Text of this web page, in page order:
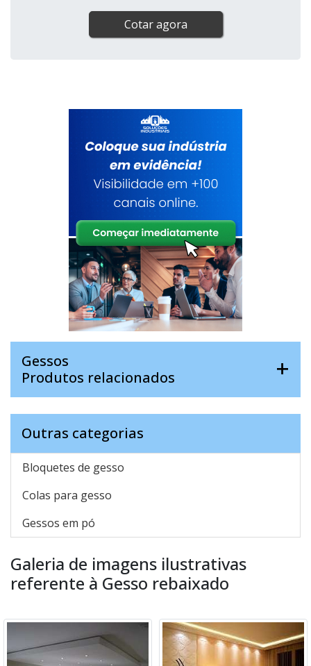
Cotar agora
Gessos
Produtos relacionados
Outras categorias
Bloquetes de gesso
Colas para gesso
Gessos em pó
Galeria de imagens ilustrativas
referente à Gesso rebaixado